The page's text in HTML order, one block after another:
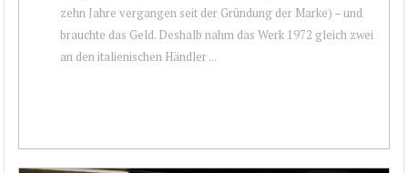
zehn Jahre vergangen seit der Gründung der Marke) – und
brauchte das Geld. Deshalb nahm das Werk 1972 gleich zwei
an den italienischen Händler ...